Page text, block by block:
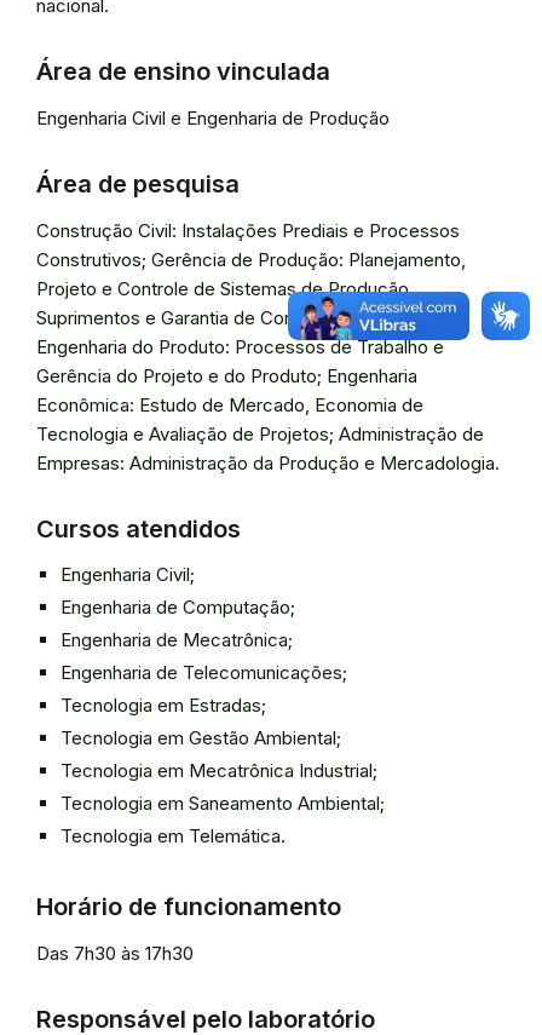
nacional.
Área de ensino vinculada
Engenharia Civil e Engenharia de Produção
Área de pesquisa
Construção Civil: Instalações Prediais e Processos
Construtivos; Gerência de Produção: Planejamento,
Projeto e Controle de Sistemas de Produção,
Suprimentos e Garantia de Controle de Qualidade;
Engenharia do Produto: Processos de Trabalho e
Gerência do Projeto e do Produto; Engenharia
Econômica: Estudo de Mercado, Economia de
Tecnologia e Avaliação de Projetos; Administração de
Empresas: Administração da Produção e Mercadologia.
Cursos atendidos
Engenharia Civil;
Engenharia de Computação;
Engenharia de Mecatrônica;
Engenharia de Telecomunicações;
Tecnologia em Estradas;
Tecnologia em Gestão Ambiental;
Tecnologia em Mecatrônica Industrial;
Tecnologia em Saneamento Ambiental;
Tecnologia em Telemática.
Horário de funcionamento
Das 7h30 às 17h30
Responsável pelo laboratório